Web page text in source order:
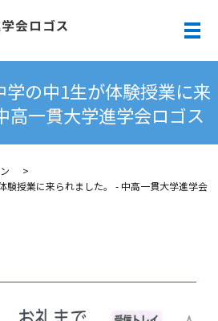
メ
の中1生が体験授業に来
高一貫大学進学会ロゴス
験授業に来られました。 - 中高一貫大学進学会